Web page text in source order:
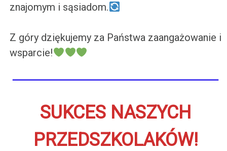
znajomym i sąsiadom.
Z góry dziękujemy za Państwa zaangażowanie i
wsparcie!
SUKCES NASZYCH
PRZEDSZKOLAKÓW!